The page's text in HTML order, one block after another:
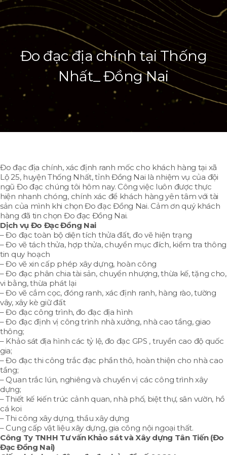
Đo đạc địa chính tại Thống
Nhất_ Đồng Nai
Đo đạc địa chính, xác định ranh mốc cho khách hàng tại xã
Lộ 25, huyện Thống Nhất, tỉnh Đồng Nai là nhiệm vụ của đội
ngũ Đo đạc chúng tôi hôm nay. Công việc luôn được thực
hiện nhanh chóng, chính xác để khách hàng yên tâm với tài
sản của mình khi chọn Đo đạc Đồng Nai. Cảm ơn quý khách
hàng đã tin chọn Đo đạc Đồng Nai.
Dịch vụ Đo Đạc Đồng Nai
– Đo đạc toàn bộ diện tích thửa đất, đo vẽ hiện trạng
– Đo vẽ tách thửa, hợp thửa, chuyển mục đích, kiểm tra thông
tin quy hoạch
– Đo vẽ xin cấp phép xây dựng, hoàn công
– Đo đạc phân chia tài sản, chuyển nhượng, thừa kế, tặng cho,
vi bằng, thừa phát lại
– Đo vẽ cắm cọc, đóng ranh, xác định ranh, hàng rào, tường
vây, xây kè giữ đất
– Đo đạc công trình, đo đạc địa hình
– Đo đạc định vị công trình nhà xưởng, nhà cao tầng, giao
thông;
– Khảo sát địa hình các tỷ lệ, đo đạc GPS , truyền cao độ quốc
gia;
– Đo đạc thi công trắc đạc phần thô, hoàn thiện cho nhà cao
tầng;
– Quan trắc lún, nghiêng và chuyển vị các công trình xây
dựng;
– Thiết kế kiến trúc cảnh quan, nhà phố, biệt thự, sân vườn, hồ
cá koi
– Thi công xây dựng, thầu xây dựng
– Cung cấp vật liệu xây dựng, gia công nội ngoại thất.
Công Ty TNHH Tư vấn Khảo sát và Xây dựng Tân Tiến (Đo
Đạc Đồng Nai)